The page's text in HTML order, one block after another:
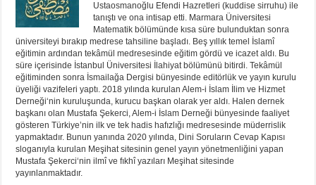
Ustaosmanoğlu Efendi Hazretleri (kuddise sirruhu) ile
tanıştı ve ona intisap etti. Marmara Üniversitesi
Matematik bölümünde kısa süre bulunduktan sonra
üniversiteyi bırakıp medrese tahsiline başladı. Beş yıllık temel İslamî
eğitimin ardından tekâmül medresesinde eğitim gördü ve icazet aldı. Bu
süre içerisinde İstanbul Üniversitesi İlahiyat bölümünü bitirdi. Tekâmül
eğitiminden sonra İsmailağa Dergisi bünyesinde editörlük ve yayın kurulu
üyeliği vazifeleri yaptı. 2018 yılında kurulan Alem-i İslam İlim ve Hizmet
Derneği‘nin kuruluşunda, kurucu başkan olarak yer aldı. Halen dernek
başkanı olan Mustafa Şekerci, Alem-i İslam Derneği bünyesinde faaliyet
gösteren Türkiye’nin ilk ve tek hadis hafızlığı medresesinde müderrislik
yapmaktadır. Bunun yanında 2020 yılında, Dini Soruların Cevap Kapısı
sloganıyla kurulan Meşihat sitesinin genel yayın yönetmenliğini yapan
Mustafa Şekerci‘nin ilmî ve fıkhî yazıları Meşihat sitesinde
yayınlanmaktadır.